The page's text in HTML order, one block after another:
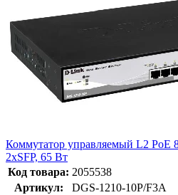
Коммутатор управляемый L2 PoE
2хSFP, 65 Вт
Код товара: 2055538
Артикул:
DGS-1210-10P/F3A